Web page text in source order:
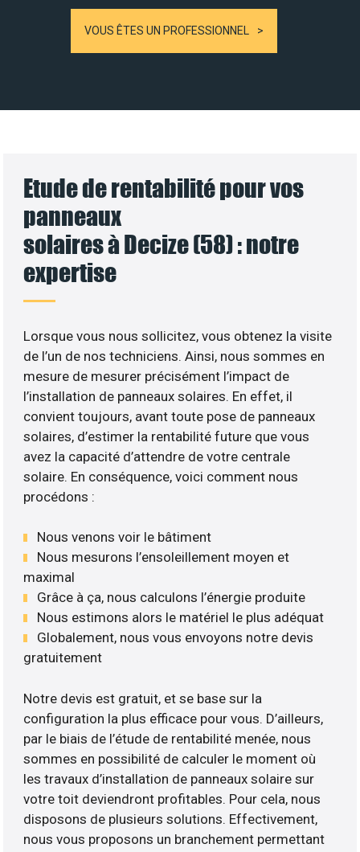
VOUS ÊTES UN PROFESSIONNEL
Etude de rentabilité pour vos
panneaux
solaires à Decize (58) : notre
expertise
Lorsque vous nous sollicitez, vous obtenez la visite
de l’un de nos techniciens. Ainsi, nous sommes en
mesure de mesurer précisément l’impact de
l’installation de panneaux solaires. En effet, il
convient toujours, avant toute pose de panneaux
solaires, d’estimer la rentabilité future que vous
avez la capacité d’attendre de votre centrale
solaire. En conséquence, voici comment nous
procédons :
Nous venons voir le bâtiment
Nous mesurons l’ensoleillement moyen et
maximal
Grâce à ça, nous calculons l’énergie produite
Nous estimons alors le matériel le plus adéquat
Globalement, nous vous envoyons notre devis
gratuitement
Notre devis est gratuit, et se base sur la
configuration la plus efficace pour vous. D’ailleurs,
par le biais de l’étude de rentabilité menée, nous
sommes en possibilité de calculer le moment où
les travaux d’installation de panneaux solaire sur
votre toit deviendront profitables. Pour cela, nous
disposons de plusieurs solutions. Effectivement,
nous vous proposons un branchement permettant